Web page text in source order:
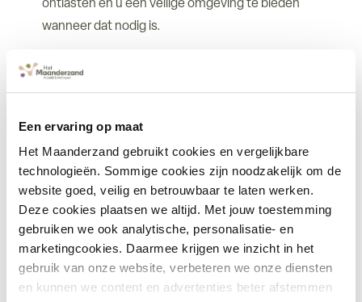
Een ervaring op maat
Het Maanderzand gebruikt cookies en vergelijkbare
technologieën. Sommige cookies zijn noodzakelijk om de
website goed, veilig en betrouwbaar te laten werken.
Deze cookies plaatsen we altijd. Met jouw toestemming
gebruiken we ook analytische, personalisatie- en
marketingcookies. Daarmee krijgen we inzicht in het
gebruik van onze website, verbeteren we onze diensten
en kunnen we content en advertenties beter afstemmen
ontlasten en u een veilige omgeving te bieden
wanneer dat nodig is.
Onze klantadviseurs en wijkverpleegkundigen staan klaar
bij uw situatie.
Wat betekent het Modulair Pakket
Thuis voor uw eigen bijdrage?